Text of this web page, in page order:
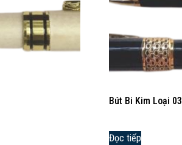
Bút Bi Kim Loại 03
Đọc tiếp